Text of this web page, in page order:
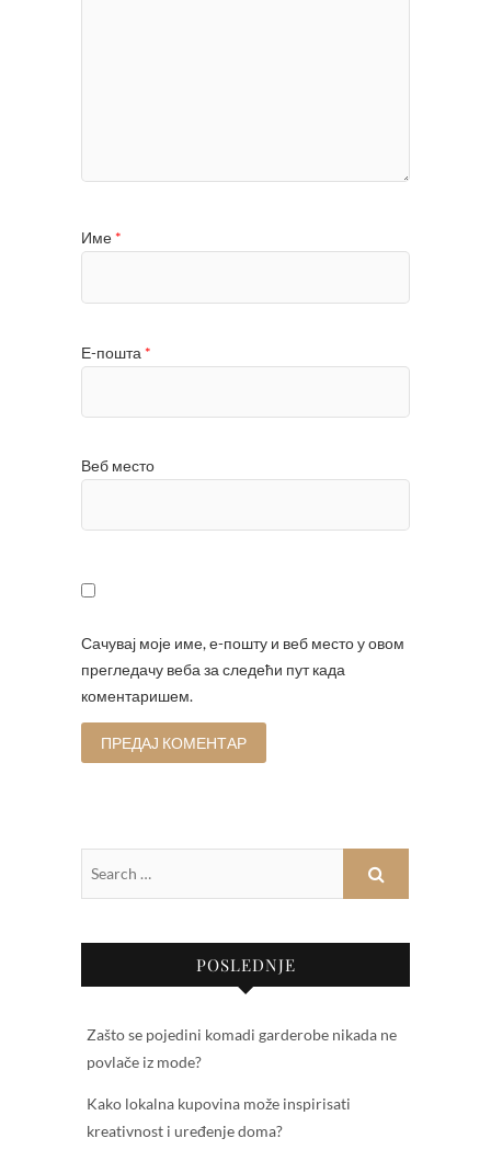
Име *
Е-пошта *
Веб место
Сачувај моје име, е-пошту и веб место у овом
прегледачу веба за следећи пут када
коментаришем.
POSLEDNJE
Zašto se pojedini komadi garderobe nikada ne
povlače iz mode?
Kako lokalna kupovina može inspirisati
kreativnost i uređenje doma?